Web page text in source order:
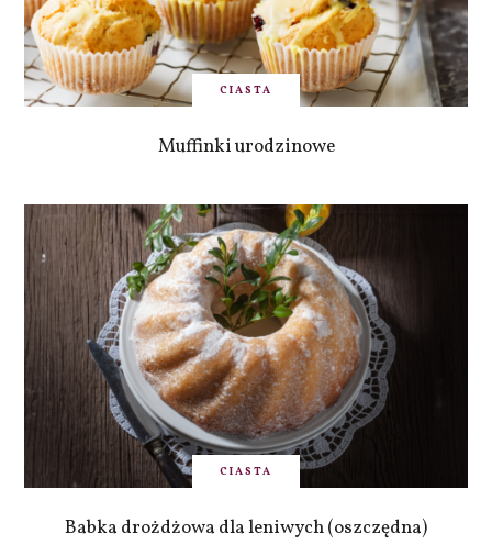
CIASTA
Muffinki urodzinowe
CIASTA
Babka drożdżowa dla leniwych (oszczędna)